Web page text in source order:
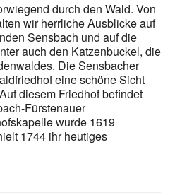
durch den Wald. Von
wir herrliche Ausblicke auf
Sensbach und auf die
auch den Katzenbuckel, die
Die Sensbacher
eine schöne Sicht
diesem Friedhof befindet
Fürstenauer
wurde 1619
1744 ihr heutiges